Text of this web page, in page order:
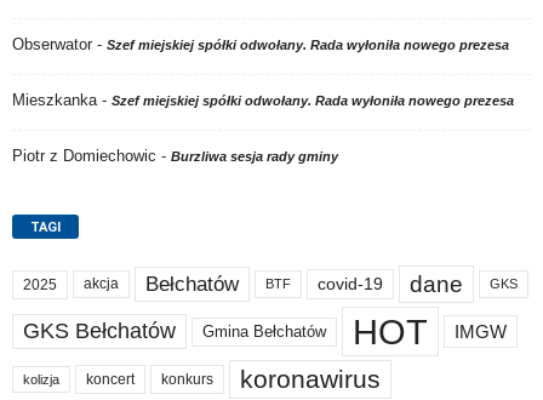
Obserwator - Szef miejskiej spółki odwołany. Rada wyłoniła nowego prezesa
Mieszkanka- Szef miejskiej spółki odwołany. Rada wyłoniła nowego prezesa
Piotr z Domiechowic - Burzliwa sesja rady gminy
TAGI
2025 akcja Bełchatów BTF covid-19 dane GKS
GKS Bełchatów Gmina Bełchatów HOT IMGW
kolizja koncert konkurs koronawirus